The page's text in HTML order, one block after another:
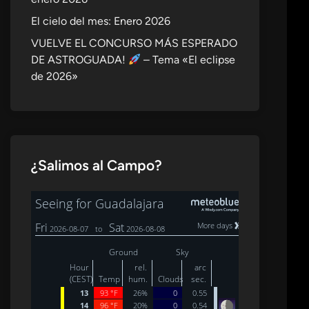
El cielo del mes: Enero 2026
VUELVE EL CONCURSO MÁS ESPERADO
DE ASTROGUADA!
– Tema «El eclipse
de 2026»
¿Salimos al Campo?